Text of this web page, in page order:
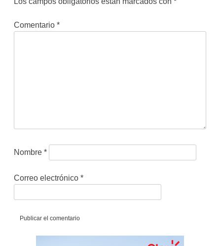
Comentario *
Nombre *
Correo electrónico *